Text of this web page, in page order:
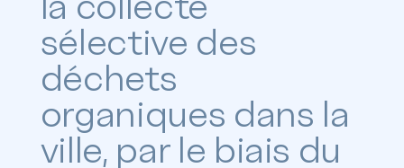
sélective des
déchets
organiques dans la
ville, par le biais du